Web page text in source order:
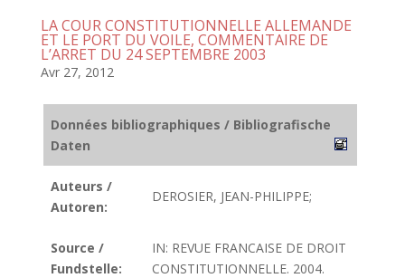
LA COUR CONSTITUTIONNELLE ALLEMANDE
ET LE PORT DU VOILE, COMMENTAIRE DE
L’ARRET DU 24 SEPTEMBRE 2003
Avr 27, 2012
Données bibliographiques / Bibliografische
Daten
Auteurs /
Autoren:
DEROSIER, JEAN-PHILIPPE;
Source /
Fundstelle:
IN: REVUE FRANCAISE DE DROIT
CONSTITUTIONNELLE. 2004.